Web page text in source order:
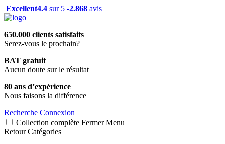
Excellent4.4 sur 5 -2.868 avis
650.000 clients satisfaits
Serez-vous le prochain?
BAT gratuit
Aucun doute sur le résultat
80 ans d’expérience
Nous faisons la différence
Recherche Connexion
Collection complète Fermer Menu
Retour Catégories